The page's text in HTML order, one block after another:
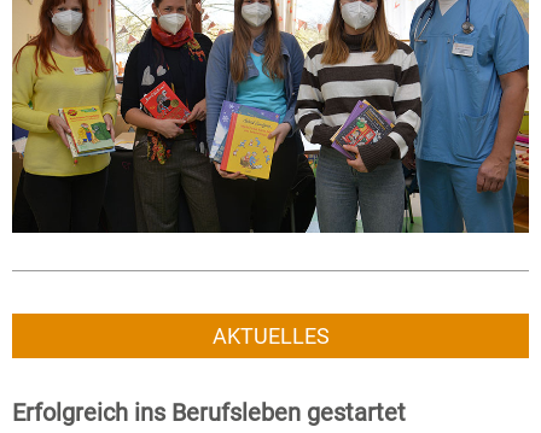
AKTUELLES
Erfolgreich ins Berufsleben gestartet